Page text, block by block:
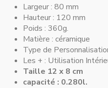
Largeur : 80 mm
Hauteur : 120 mm
Poids : 360g.
Matière : céramique
Type de
Les + : Utilisation
Taille 12 x 8 cm
capacité : 0.280l.